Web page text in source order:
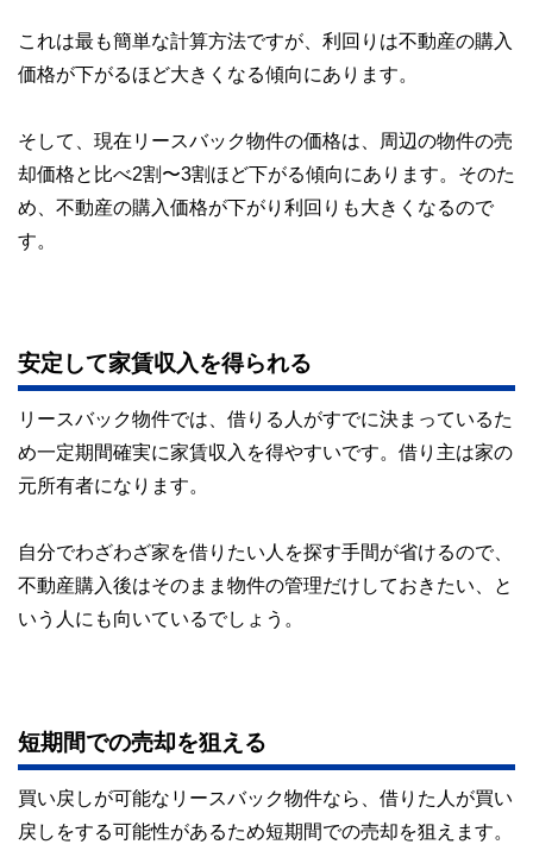
これは最も簡単な計算方法ですが、利回りは不動産の購入
価格が下がるほど大きくなる傾向にあります。
そして、現在リースバック物件の価格は、周辺の物件の売
却価格と比べ2割〜3割ほど下がる傾向にあります。そのた
め、不動産の購入価格が下がり利回りも大きくなるので
す。
安定して家賃収入を得られる
リースバック物件では、借りる人がすでに決まっているた
め一定期間確実に家賃収入を得やすいです。借り主は家の
元所有者になります。
自分でわざわざ家を借りたい人を探す手間が省けるので、
不動産購入後はそのまま物件の管理だけしておきたい、と
いう人にも向いているでしょう。
短期間での売却を狙える
買い戻しが可能なリースバック物件なら、借りた人が買い
戻しをする可能性があるため短期間での売却を狙えます。